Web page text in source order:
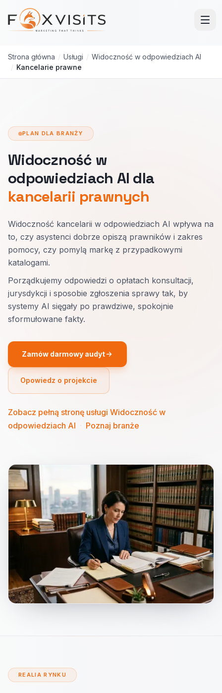
Przejdź do treści głównej
Strona główna / Usługi / Widoczność w odpowiedziach AI
/ Kancelarie prawne
PLAN DLA BRANŻY
Widoczność w
odpowiedziach AI dla
kancelarii prawnych
Widoczność kancelarii w odpowiedziach AI wpływa na
to, czy asystenci dobrze opiszą prawników i zakres
pomocy, czy pomylą markę z przypadkowymi
katalogami.
Porządkujemy odpowiedzi o opłatach konsultacji,
jurysdykcji i sposobie zgłoszenia sprawy tak, by
systemy AI sięgały po prawdziwe, spokojnie
sformułowane fakty.
Zamów darmowy audyt
Opowiedz o projekcie
Zobacz pełną stronę usługi Widoczność w
odpowiedziach AI
Poznaj branże
REALIA RYNKU